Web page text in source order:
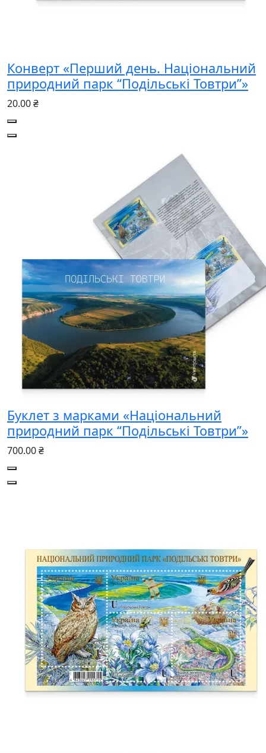
Конверт «Перший день. Національний
природний парк “Подільські Товтри”»
20.00 ₴
Буклет з марками «Національний
природний парк “Подільські Товтри”»
700.00 ₴